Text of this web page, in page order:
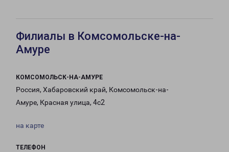
Филиалы в Комсомольске-на-
Амуре
КОМСОМОЛЬСК-НА-АМУРЕ
Россия, Хабаровский край, Комсомольск-на-
Амуре, Красная улица, 4с2
на карте
ТЕЛЕФОН